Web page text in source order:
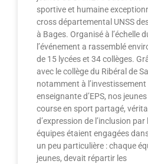
sportive et humaine
cross départemental UNSS
à Bages. Organisé à l’échelle
l’événement a rassemblé
de 15 lycées et 34 collèges.
avec le collège du Ribéral de
notamment à
enseignante d’EPS, nos
course en sport partagé,
d’expression de l’inclusion
équipes étaient engagées
un peu particulière : chaque
jeunes, devait répartir les